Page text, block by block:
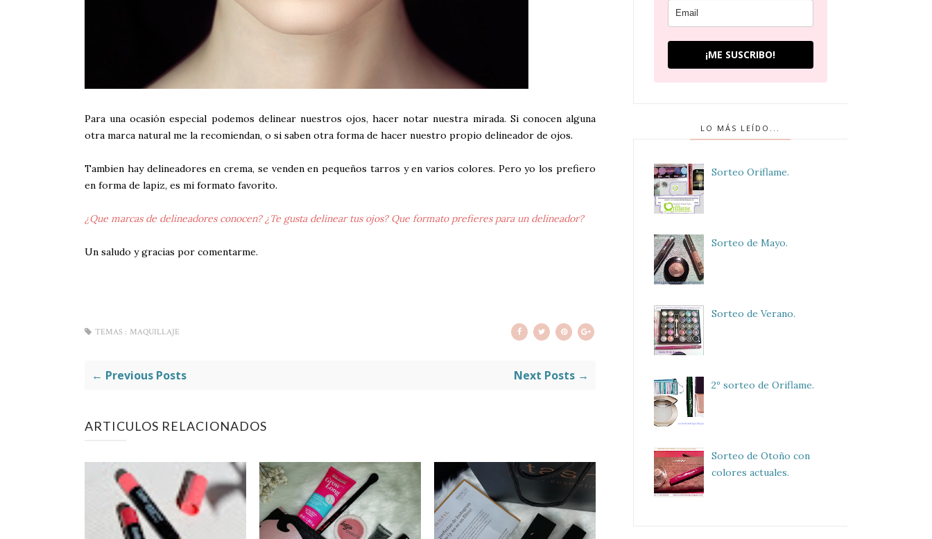
Para una ocasión especial podemos delinear nuestros ojos, hacer notar nuestra mirada. Si conocen alguna
otra marca natural me la recomiendan, o si saben otra forma de hacer nuestro propio delineador de ojos.
Tambien hay delineadores en crema, se venden en pequeños tarros y en varios colores. Pero yo los prefiero
en forma de lapiz, es mi formato favorito.
¿Que marcas de delineadores conocen? ¿Te gusta delinear tus ojos? Que formato prefieres para un delineador?
Un saludo y gracias por comentarme.
TEMAS : MAQUILLAJE
← Previous Posts Next Posts →
ARTICULOS RELACIONADOS
¡ME SUSCRIBO!
LO MÁS LEÍDO...
Sorteo Oriflame.
Sorteo de Mayo.
Sorteo de Verano.
2º sorteo de Oriflame.
Sorteo de Otoño con
colores actuales.